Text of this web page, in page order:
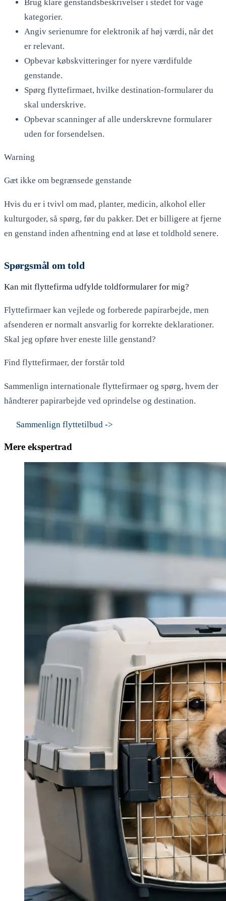
Brug klare genstandsbeskrivelser i stedet for vage
kategorier.
Angiv serienumre for elektronik af høj værdi, når det
er relevant.
Opbevar købskvitteringer for nyere værdifulde
genstande.
Spørg flyttefirmaet, hvilke destination-formularer du
skal underskrive.
Opbevar scanninger af alle underskrevne formularer
uden for forsendelsen.
Warning
Gæt ikke om begrænsede genstande
Hvis du er i tvivl om mad, planter, medicin, alkohol eller
kulturgoder, så spørg, før du pakker. Det er billigere at fjerne
en genstand inden afhentning end at løse et toldhold senere.
Spørgsmål om told
Kan mit flyttefirma udfylde toldformularer for mig?
Flyttefirmaer kan vejlede og forberede papirarbejde, men
afsenderen er normalt ansvarlig for korrekte deklarationer.
Skal jeg opføre hver eneste lille genstand?
Find flyttefirmaer, der forstår told
Sammenlign internationale flyttefirmaer og spørg, hvem der
håndterer papirarbejde ved oprindelse og destination.
Sammenlign flyttetilbud ->
Mere ekspertrad